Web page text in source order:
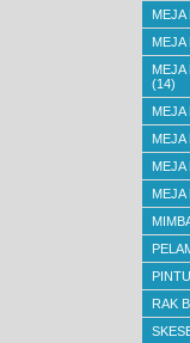
MEJA
MEJA
MEJA
(14)
MEJA
MEJA
MEJA
MEJA
RAK